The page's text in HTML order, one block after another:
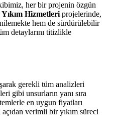
her bir projenin özgün
Yıkım Hizmetleriprojelerinde,
hem de sürdürülebilir
detaylarını titizlikle
gerekli tüm analizleri
gibi unsurların yanı sıra
en uygun fiyatları
verimli bir yıkım süreci